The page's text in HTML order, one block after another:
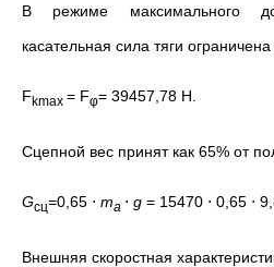
В режиме максимального
касательная сила тяги
Fkmax = Fφ= 39457,78 Н.
Сцепной вес принят как 65% от
Gсц​=0,65 ⋅ ma ​⋅ g = 15470 ⋅ 0,65 ⋅
Внешняя скоростная